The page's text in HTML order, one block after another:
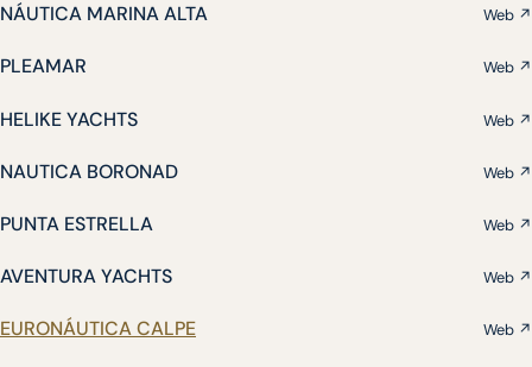
NÁUTICA MARINA ALTA Web ↗
PLEAMAR Web ↗
HELIKE YACHTS Web ↗
NAUTICA BORONAD Web ↗
PUNTA ESTRELLA Web ↗
AVENTURA YACHTS Web ↗
EURONÁUTICA CALPE Web ↗